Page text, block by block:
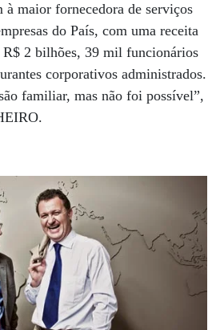
à maior fornecedora de serviços
do País, com uma receita
2 bilhões, 39 mil funcionários
corporativos administrados.
familiar, mas não foi possível”,